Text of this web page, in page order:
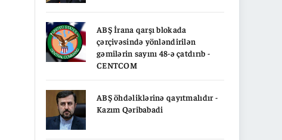
ABŞ İrana qarşı blokada
çərçivəsində yönləndirilən
gəmilərin sayını 48-ə çatdırıb -
CENTCOM
ABŞ öhdəliklərinə qayıtmalıdır -
Kazım Qəribabadi